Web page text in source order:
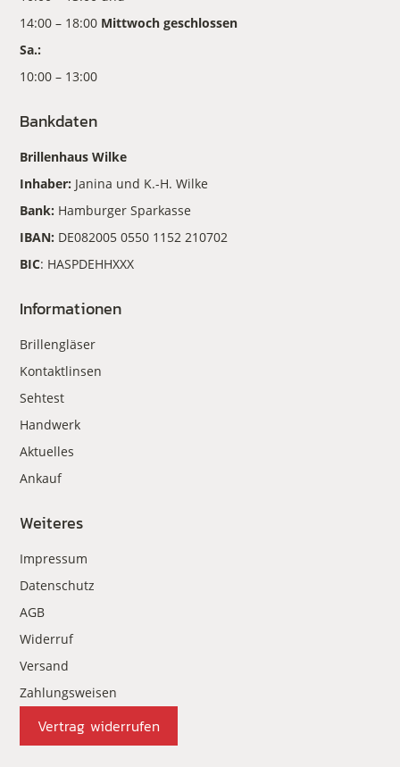
14:00 – 18:00 Mittwoch geschlossen
Sa.:
10:00 – 13:00
Bankdaten
Brillenhaus Wilke
Inhaber: Janina und K.-H. Wilke
Bank: Hamburger Sparkasse
IBAN: DE082005 0550 1152 210702
BIC: HASPDEHHXXX
Informationen
Brillengläser
Kontaktlinsen
Sehtest
Handwerk
Aktuelles
Ankauf
Weiteres
Impressum
Datenschutz
AGB
Widerruf
Versand
Zahlungsweisen
Vertrag widerrufen